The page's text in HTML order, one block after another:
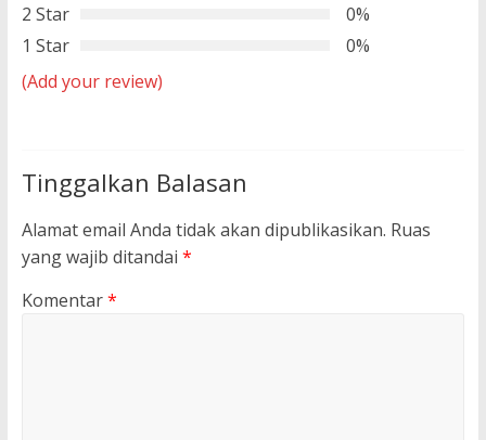
2 Star
0%
1 Star
0%
(Add your review)
Tinggalkan Balasan
Alamat email Anda tidak akan dipublikasikan. Ruas
yang wajib ditandai *
Komentar*